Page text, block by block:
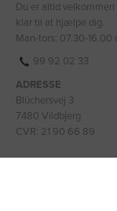
Du er altid velkommen
klar til at hjælpe dig.
Man-tors: 07.30-16.00
99 92 02 33
ADRESSE
Blüchersvej 3
7480 Vildbjerg
CVR: 21 90 66 89